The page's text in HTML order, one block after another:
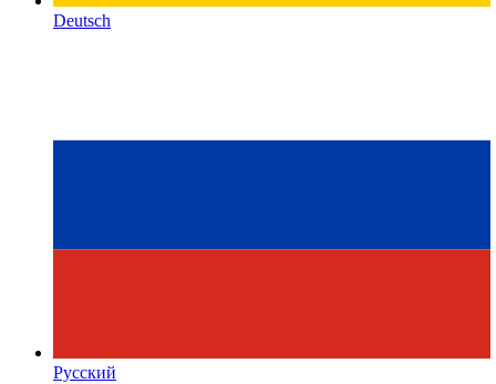
Deutsch
Русский